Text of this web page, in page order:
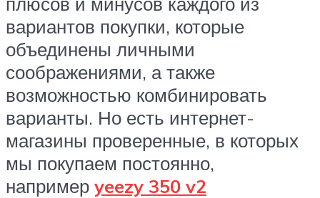
вариантов покупки, которые
объединены личными
соображениями, а также
возможностью комбинировать
варианты. Но есть интернет-
магазины проверенные, в которых
мы покупаем постоянно,
например yeezy 350 v2